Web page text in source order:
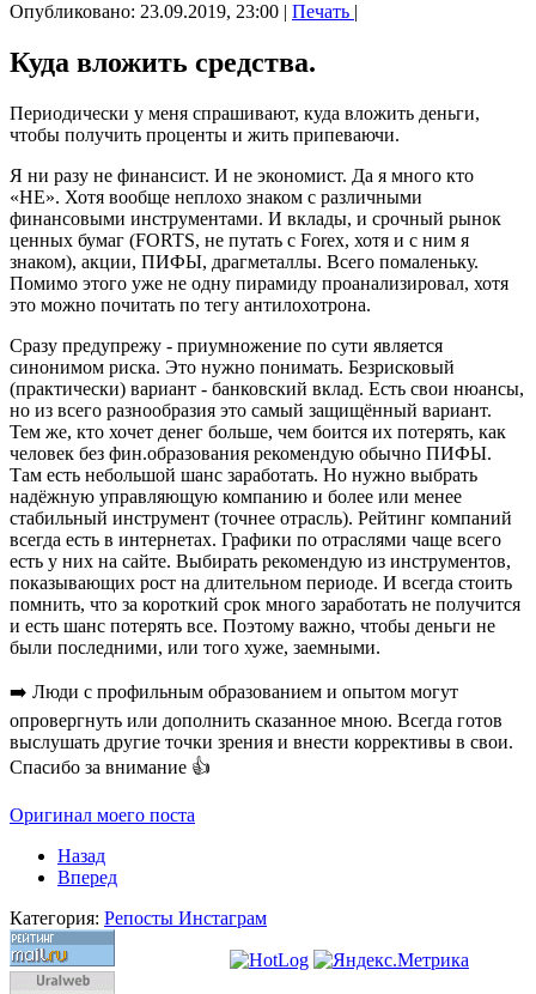
Опубликовано: 23.09.2019, 23:00 | Печать |
Куда вложить средства.
Периодически у меня спрашивают, куда вложить деньги,
чтобы получить проценты и жить припеваючи.
Я ни разу не финансист. И не экономист. Да я много кто
«НЕ». Хотя вообще неплохо знаком с различными
финансовыми инструментами. И вклады, и срочный рынок
ценных бумаг (FORTS, не путать с Forex, хотя и с ним я
знаком), акции, ПИФЫ, драгметаллы. Всего помаленьку.
Помимо этого уже не одну пирамиду проанализировал, хотя
это можно почитать по тегу антилохотрона.
Сразу предупрежу - приумножение по сути является
синонимом риска. Это нужно понимать. Безрисковый
(практически) вариант - банковский вклад. Есть свои нюансы,
но из всего разнообразия это самый защищённый вариант.
Тем же, кто хочет денег больше, чем боится их потерять, как
человек без фин.образования рекомендую обычно ПИФЫ.
Там есть небольшой шанс заработать. Но нужно выбрать
надёжную управляющую компанию и более или менее
стабильный инструмент (точнее отрасль). Рейтинг компаний
всегда есть в интернетах. Графики по отраслями чаще всего
есть у них на сайте. Выбирать рекомендую из инструментов,
показывающих рост на длительном периоде. И всегда стоить
помнить, что за короткий срок много заработать не получится
и есть шанс потерять все. Поэтому важно, чтобы деньги не
были последними, или того хуже, заемными.
➡️ Люди с профильным образованием и опытом могут
опровергнуть или дополнить сказанное мною. Всегда готов
выслушать другие точки зрения и внести коррективы в свои.
Спасибо за внимание 👍
Оригинал моего поста
Назад
Вперед
Категория: Репосты Инстаграм